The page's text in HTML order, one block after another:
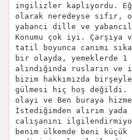
ingilizler kaplıyordu.
olarak neredeyse sıfır,
yabanci dille ve
Konumu çok iyi. Çarşıya
tatil boyunca canımı
bir olayda, yemeklerde
alındığında ruslarin
bizim hakkımızda
gülmesi hiç hoş değildi.
olayı ve Ben buraya
İstediğimden alırım
calışanını
benim ülkemde beni